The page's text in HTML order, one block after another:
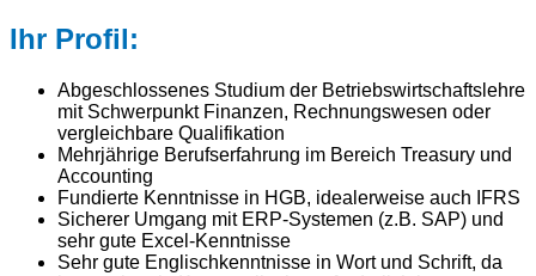
Ihr Profil:
Abgeschlossenes Studium der Betriebswirtschaftslehre
mit Schwerpunkt Finanzen, Rechnungswesen oder
vergleichbare Qualifikation
Mehrjährige Berufserfahrung im Bereich Treasury und
Accounting
Fundierte Kenntnisse in HGB, idealerweise auch IFRS
Sicherer Umgang mit ERP-Systemen (z.B. SAP) und
sehr gute Excel-Kenntnisse
Sehr gute Englischkenntnisse in Wort und Schrift, da